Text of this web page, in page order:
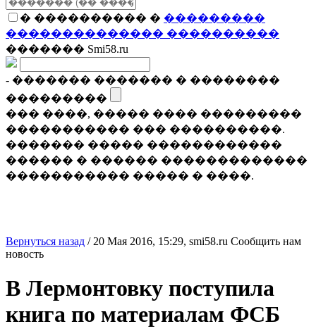
� ���������� � ���������
�������������� ����������
������� Smi58.ru
- ������� ������� � ��������
���������
��� ����, ����� ���� ���������
����������� ��� ����������.
������� ����� ������������
������ � ������ �������������
����������� ����� � ����.
Вернуться назад / 20 Мая 2016, 15:29, smi58.ru Сообщить нам
новость
В Лермонтовку поступила
книга по материалам ФСБ